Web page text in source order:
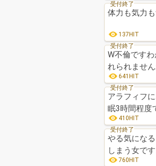
受付終了
体力も気力
137HIT
受付終了
W不倫です
れられませ
641HIT
受付終了
アラフィフ
眠3時間程度
410HIT
受付終了
やる気にな
しまう女です
760HIT